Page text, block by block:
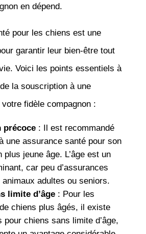
en dépend.
pour les chiens est une
garantir leur bien-être tout
Voici les points essentiels à
la souscription à une
fidèle compagnon :
précoce: Il est recommandé
une assurance santé pour son
plus jeune âge. L’âge est un
car peu d’assurances
adultes ou seniors.
limite d’âge: Pour les
chiens plus âgés, il existe
pour chiens sans limite d’âge,